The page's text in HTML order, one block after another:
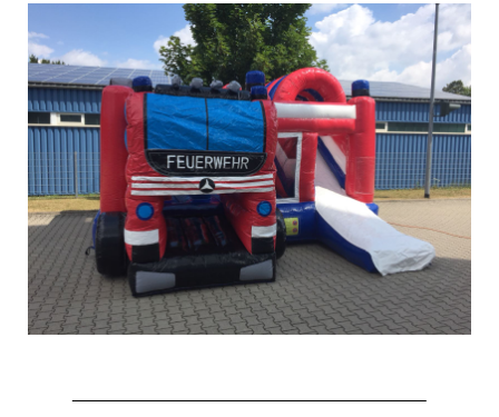
Christkindwiegen 2021
Christkindwiegen 2019
Christkindwiegen 2018
Christkindwiegen 2017
Christkindwiegen 2016
Jahreskonzert 2017
Oktoberfestkonzert 2018
Jahreskonzert 2019